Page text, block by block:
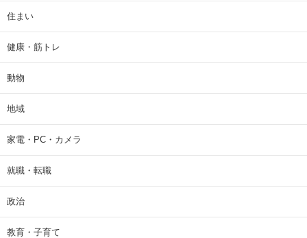
住まい
健康・筋トレ
動物
地域
家電・PC・カメラ
就職・転職
政治
教育・子育て